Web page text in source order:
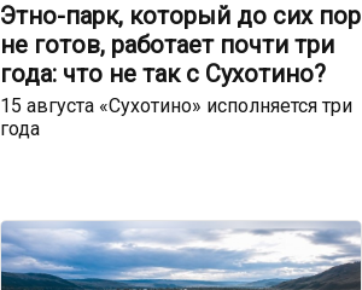
Этно-парк, который до сих пор
не готов, работает почти три
года: что не так с Сухотино?
15 августа «Сухотино» исполняется три
года